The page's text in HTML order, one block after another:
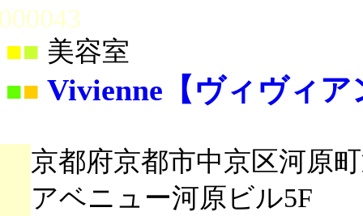
■ 美容室
■■ Vivienne【ヴィヴィア
京都府京都市中京区河原
アベニュー河原ビル5F